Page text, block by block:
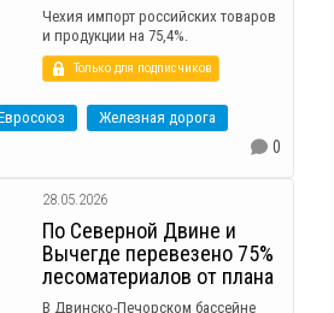
Чехия импорт российских товаров
и продукции на 75,4%.
Только для подписчиков
Железная дорога
0
28.05.2026
По Северной Двине и
Вычегде перевезено 75%
лесоматериалов от плана
В Двинско-Печорском бассейне